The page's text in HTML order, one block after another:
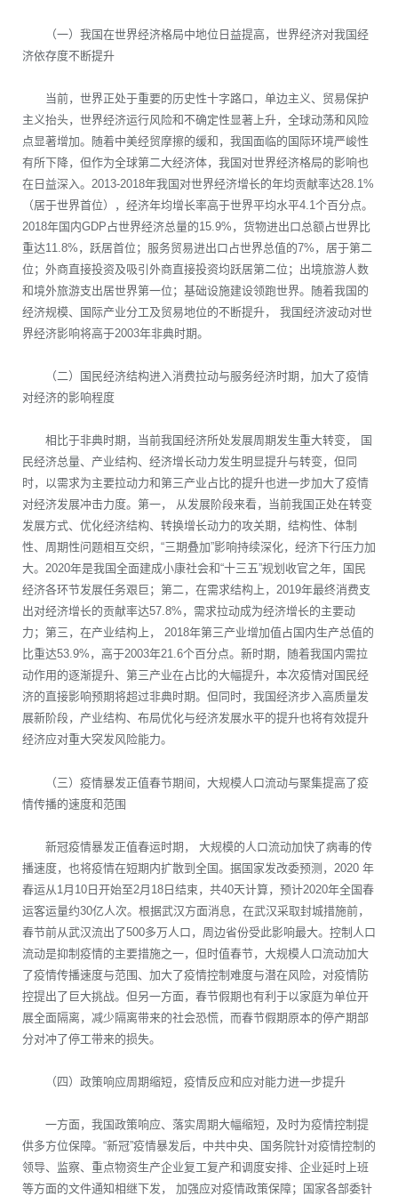
（一）我国在世界经济格局中地位日益提高，世界经济对我国经
济依存度不断提升
当前，世界正处于重要的历史性十字路口，单边主义、贸易保护
主义抬头，世界经济运行风险和不确定性显著上升，全球动荡和风险
点显著增加。随着中美经贸摩擦的缓和，我国面临的国际环境严峻性
有所下降，但作为全球第二大经济体，我国对世界经济格局的影响也
在日益深入。2013-2018年我国对世界经济增长的年均贡献率达28.1%
（居于世界首位），经济年均增长率高于世界平均水平4.1个百分点。
2018年国内GDP占世界经济总量的15.9%，货物进出口总额占世界比
重达11.8%，跃居首位；服务贸易进出口占世界总值的7%，居于第二
位；外商直接投资及吸引外商直接投资均跃居第二位；出境旅游人数
和境外旅游支出居世界第一位；基础设施建设领跑世界。随着我国的
经济规模、国际产业分工及贸易地位的不断提升， 我国经济波动对世
界经济影响将高于2003年非典时期。
（二）国民经济结构进入消费拉动与服务经济时期，加大了疫情
对经济的影响程度
相比于非典时期，当前我国经济所处发展周期发生重大转变， 国
民经济总量、产业结构、经济增长动力发生明显提升与转变，但同
时，以需求为主要拉动力和第三产业占比的提升也进一步加大了疫情
对经济发展冲击力度。第一， 从发展阶段来看，当前我国正处在转变
发展方式、优化经济结构、转换增长动力的攻关期，结构性、体制
性、周期性问题相互交织，“三期叠加”影响持续深化，经济下行压力加
大。2020年是我国全面建成小康社会和“十三五”规划收官之年，国民
经济各环节发展任务艰巨；第二，在需求结构上，2019年最终消费支
出对经济增长的贡献率达57.8%，需求拉动成为经济增长的主要动
力；第三，在产业结构上， 2018年第三产业增加值占国内生产总值的
比重达53.9%，高于2003年21.6个百分点。新时期，随着我国内需拉
动作用的逐渐提升、第三产业在占比的大幅提升，本次疫情对国民经
济的直接影响预期将超过非典时期。但同时，我国经济步入高质量发
展新阶段，产业结构、布局优化与经济发展水平的提升也将有效提升
经济应对重大突发风险能力。
（三）疫情暴发正值春节期间，大规模人口流动与聚集提高了疫
情传播的速度和范围
新冠疫情暴发正值春运时期， 大规模的人口流动加快了病毒的传
播速度，也将疫情在短期内扩散到全国。据国家发改委预测，2020 年
春运从1月10日开始至2月18日结束，共40天计算，预计2020年全国春
运客运量约30亿人次。根据武汉方面消息，在武汉采取封城措施前，
春节前从武汉流出了500多万人口，周边省份受此影响最大。控制人口
流动是抑制疫情的主要措施之一，但时值春节，大规模人口流动加大
了疫情传播速度与范围、加大了疫情控制难度与潜在风险，对疫情防
控提出了巨大挑战。但另一方面，春节假期也有利于以家庭为单位开
展全面隔离，减少隔离带来的社会恐慌，而春节假期原本的停产期部
分对冲了停工带来的损失。
（四）政策响应周期缩短，疫情反应和应对能力进一步提升
一方面，我国政策响应、落实周期大幅缩短，及时为疫情控制提
供多方位保障。“新冠”疫情暴发后，中共中央、国务院针对疫情控制的
领导、监察、重点物资生产企业复工复产和调度安排、企业延时上班
等方面的文件通知相继下发， 加强应对疫情政策保障；国家各部委针